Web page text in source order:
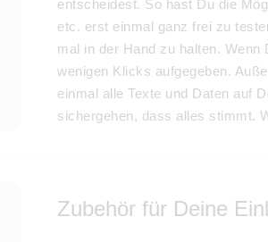
entscheidest. So hast Du die
etc. erst einmal ganz frei zu
mal in der Hand zu halten.
wenigen Klicks aufgegeben.
einmal alle Texte und Daten auf
sichergehen, dass alles stimmt.
Zubehör für Deine